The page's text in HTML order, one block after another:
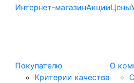
Интернет-магазинАкцииЦены
Покупателю
Критерии качества
О